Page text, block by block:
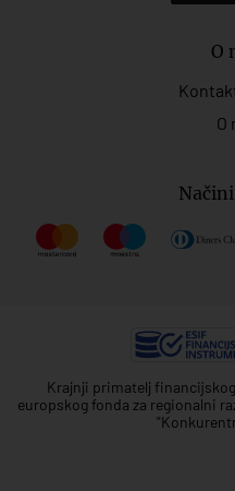
O
O
Krajnji primatelj
europskog fonda za regionalni